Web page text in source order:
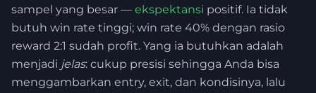
sampel yang besar — ekspektansi positif. Ia tidak
butuh win rate tinggi; win rate 40% dengan rasio
reward 2:1 sudah profit. Yang ia butuhkan adalah
menjadi jelas: cukup presisi sehingga Anda bisa
menggambarkan entry, exit, dan kondisinya, lalu